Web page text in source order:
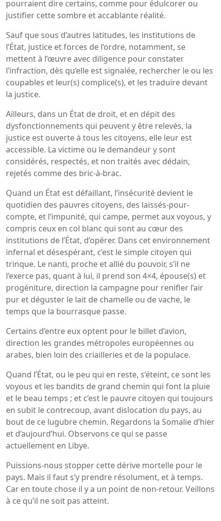
pourraient dire certains, comme pour édulcorer ou
justifier cette sombre et accablante réalité.
Sauf que sous d’autres latitudes, les institutions de
l’État, justice et forces de l’ordre, notamment, se
mettent à l’œuvre avec diligence pour constater
l’infraction, dès qu’elle est signalée, rechercher le ou les
coupables et leur(s) complice(s), et les traduire devant
la justice.
Ailleurs, dans un État de droit, et en dépit des
dysfonctionnements qui peuvent y être relevés, la
justice est ouverte à tous les citoyens, elle leur est
accessible. La victime ou le demandeur y sont
considérés, respectés, et non traités avec dédain,
rejetés comme des bric-à-brac.
Quand un État est défaillant, l’insécurité devient le
quotidien des pauvres citoyens, des laissés-pour-
compte, et l’impunité, qui campe, permet aux voyous, y
compris ceux en col blanc qui sont au cœur des
institutions de l’État, d’opérer. Dans cet environnement
infernal et désespérant, c’est le simple citoyen qui
trinque. Le nanti, proche et allié du pouvoir, s’il ne
l’exerce pas, quant à lui, il prend son 4×4, épouse(s) et
progéniture, direction la campagne pour renifler l’air
pur et déguster le lait de chamelle ou de vache, le
temps que la bourrasque passe.
Certains d’entre eux optent pour le billet d’avion,
direction les grandes métropoles européennes ou
arabes, bien loin des criailleries et de la populace.
Quand l’État, ou le peu qui en reste, s’éteint, ce sont les
voyous et les bandits de grand chemin qui font la pluie
et le beau temps ; et c’est le pauvre citoyen qui toujours
en subit le contrecoup, avant dislocation du pays, au
bout de ce lugubre chemin. Regardons la Somalie d’hier
et d’aujourd’hui. Observons ce qui se passe
actuellement en Libye.
Puissions-nous stopper cette dérive mortelle pour le
pays. Mais il faut s’y prendre résolument, et à temps.
Car en toute chose il y a un point de non-retour. Veillons
à ce qu’il ne soit pas atteint.